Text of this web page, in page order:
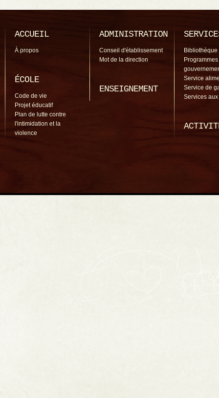
ACCUEIL
À propos
ÉCOLE
Code de vie
Projet éducatif
Plan de lutte contre
l'intimidation et la
violence
ADMINISTRATION
Conseil d'établissement
Mot de la direction
ENSEIGNEMENT
Bibliothèque
Programmes
Service
Service de
Services